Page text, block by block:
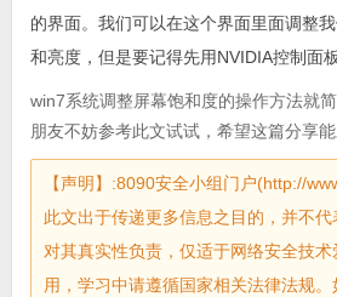
的界面。我们可以在这个界面里面调整
和亮度，但是要记得先用NVIDIA控制面
win7系统调整屏幕饱和度的操作方法就
朋友不妨参考此文试试，希望这篇分享能
【声明】:8090安全小组门户(http://
此文出于传递更多信息之目的，并不
对其真实性负责，仅适于网络安全技
用，学习中请遵循国家相关法律法规